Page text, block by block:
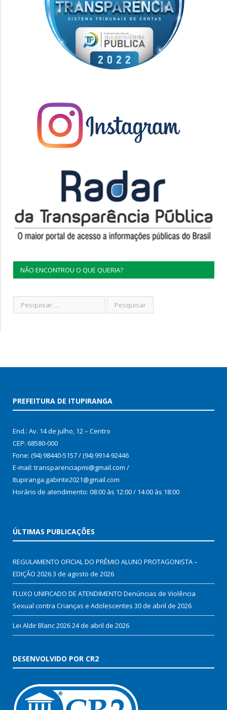
NÃO ENCONTROU O QUE QUERIA?
PREFEITURA DE ITUPIRANGA
End.: Av. 14 de julho, 12 – Centro
CEP: 68580-000
Fone: (94) 98440-5157 / (94) 9914-92446
E-mail: transparenciapmi@gmail.com /
Itupiranga.gabinte2021@gmail.com
Horário de atendimento: 08:00 às 12:00 / 14:00 às 18:00
ÚLTIMAS PUBLICAÇÕES
REGULAMENTO OFICIAL DO PRÊMIO ALUNO PROTAGONISTA –
EDIÇÃO 20263 de agosto de 2026
FLUXO UNIFICADO DE ATENDIMENTO Denúncias de Violência
Sexual contra Crianças e Adolescentes 30 de abril de 2026
Lei Aldir Blanc 202624 de abril de 2026
DESENVOLVIDO POR CR2